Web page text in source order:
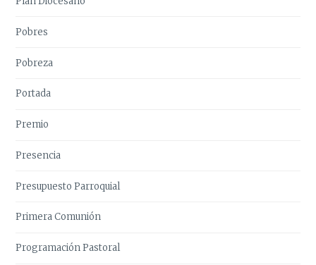
Pobres
Pobreza
Portada
Premio
Presencia
Presupuesto Parroquial
Primera Comunión
Programación Pastoral